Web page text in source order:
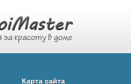
Карта сайта